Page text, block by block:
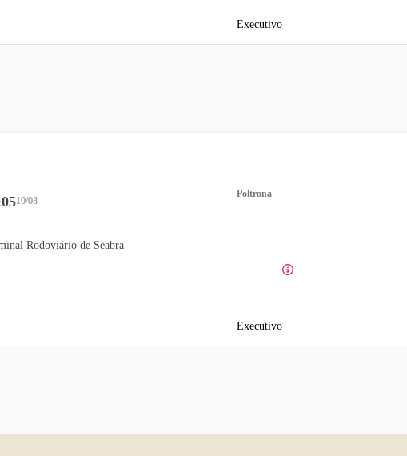
Executivo
10/08
Rodoviário de Seabra
Poltrona
Executivo